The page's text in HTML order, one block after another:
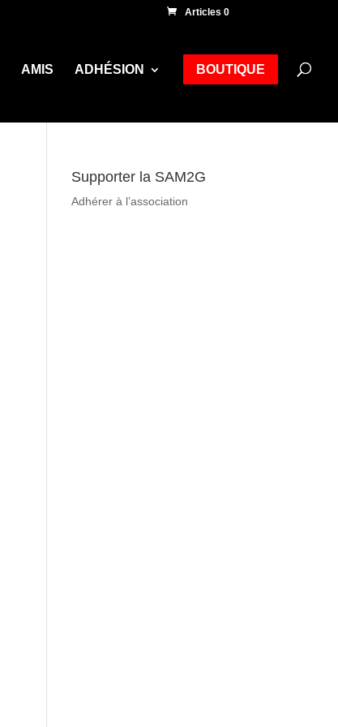
Articles 0
AMIS ADHÉSION BOUTIQUE
Supporter la SAM2G
Adhérer à l’association